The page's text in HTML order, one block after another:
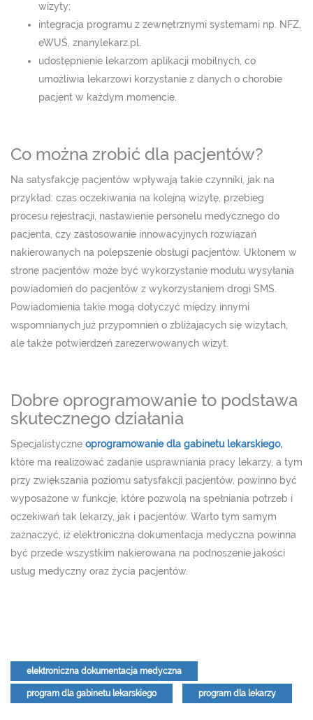
wizyty;
integracja programu z zewnętrznymi systemami np. NFZ,
eWUŚ, znanylekarz.pl.
udostępnienie lekarzom aplikacji mobilnych, co
umożliwia lekarzowi korzystanie z danych o chorobie
pacjent w każdym momencie.
Co można zrobić dla pacjentów?
Na satysfakcję pacjentów wpływają takie czynniki, jak na
przykład: czas oczekiwania na kolejną wizytę, przebieg
procesu rejestracji, nastawienie personelu medycznego do
pacjenta, czy zastosowanie innowacyjnych rozwiązań
nakierowanych na polepszenie obsługi pacjentów. Ukłonem w
stronę pacjentów może być wykorzystanie modułu wysyłania
powiadomień do pacjentów z wykorzystaniem drogi SMS.
Powiadomienia takie mogą dotyczyć między innymi
wspomnianych już przypomnień o zbliżających się wizytach,
ale także potwierdzeń zarezerwowanych wizyt.
Dobre oprogramowanie to podstawa
skutecznego działania
Specjalistyczne oprogramowanie dla gabinetu lekarskiego,
które ma realizować zadanie usprawniania pracy lekarzy, a tym
przy zwiększania poziomu satysfakcji pacjentów, powinno być
wyposażone w funkcje, które pozwolą na spełniania potrzeb i
oczekiwań tak lekarzy, jak i pacjentów. Warto tym samym
zaznaczyć, iż elektroniczna dokumentacja medyczna powinna
być przede wszystkim nakierowana na podnoszenie jakości
usług medyczny oraz życia pacjentów.
elektroniczna dokumentacja medyczna
program dla gabinetu lekarskiego program dla lekarzy